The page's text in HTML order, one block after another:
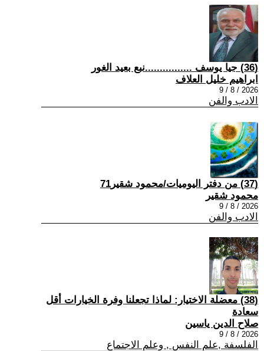
(36) جيا يوسف ................نبع بعيد الغور
ابراهيم خليل العلاف
2026 / 8 / 9
الادب والفن
(37) من دفتر اليوميات/محمود شقير71
محمود شقير
2026 / 8 / 9
الادب والفن
(38) معضلة الاختيار: لماذا تجعلنا وفرة الخيارات أقل
سعادة
صلاح الدين ياسين
2026 / 8 / 9
الفلسفة ,علم النفس , وعلم الاجتماع